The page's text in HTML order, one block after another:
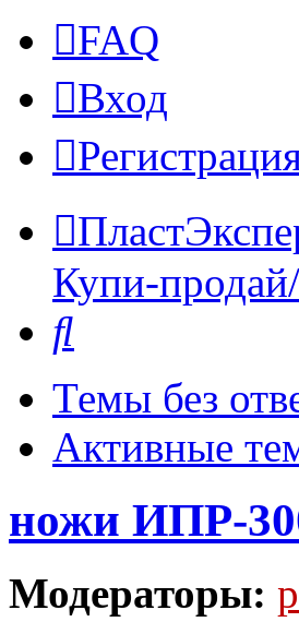
FAQ
Вход
Купи-
Темы без
Активные
ножи ИПР-
Модераторы: